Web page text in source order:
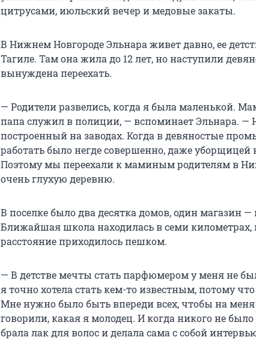
цитрусами, июльский вечер и медовые закаты.
В Нижнем Новгороде Эльнара живет давно, ее
Тагиле. Там она жила до 12 лет, но наступили
вынуждена переехать.
— Родители развелись, когда я была маленькой.
папа служил в полиции, — вспоминает Эльнара. —
построенный на заводах. Когда в девяностые
работать было негде совершенно, даже уборщицей
Поэтому мы переехали к маминым родителям в
очень глухую деревню.
В поселке было два десятка домов, один магазин —
Ближайшая школа находилась в семи километрах,
расстояние приходилось пешком.
— В детстве мечты стать парфюмером у меня не
я точно хотела стать кем-то известным, потому
Мне нужно было быть впереди всех, чтобы на
говорили, какая я молодец. И когда никого не
брала лак для волос и делала сама с собой